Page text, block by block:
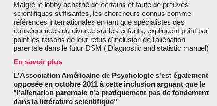
Malgré le lobby acharné de certains et faute de preuves
scientifiques suffisantes, les chercheurs connus comme
références internationales en tant que spécialistes des
conséquences du divorce sur les enfants, expliquent point par
point les raisons de leur refus d'inclusion de l'aliénation
parentale dans le futur DSM ( Diagnostic and statistic manuel)
En savoir plus
L'Association Américaine de Psychologie s'est également
opposée en octobre 2011 à cette inclusion arguant que le
"l'aliénation parentale n'a pratiquement pas de fondement
dans la littérature scientifique"